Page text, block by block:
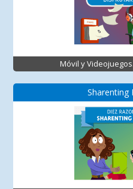
Móvil y
Sharenting